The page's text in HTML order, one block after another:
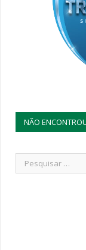
NÃO